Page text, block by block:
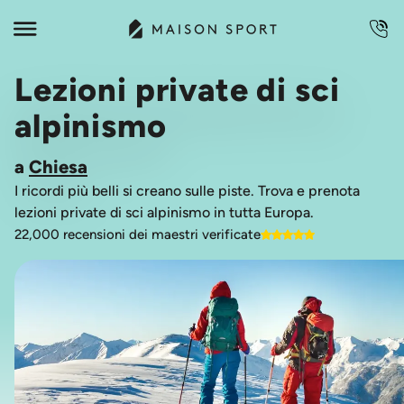
Lezioni private di sci
alpinismo
a Chiesa
I ricordi più belli si creano sulle piste. Trova e prenota
lezioni private di sci alpinismo in tutta Europa.
22,000 recensioni dei maestri verificate